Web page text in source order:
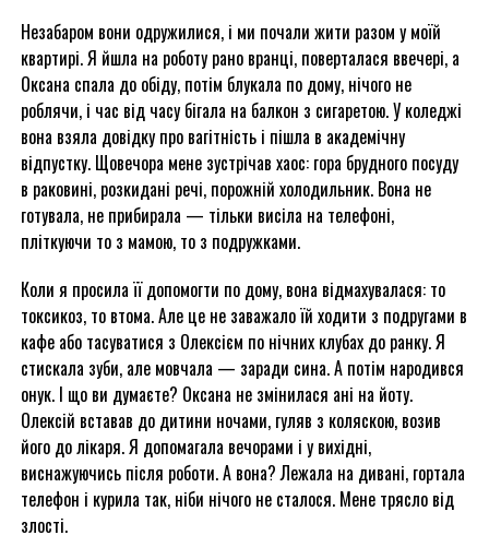
Незабаром вони одружилися, і ми почали жити разом у моїй
квартирі. Я йшла на роботу рано вранці, поверталася ввечері, а
Оксана спала до обіду, потім блукала по дому, нічого не
роблячи, і час від часу бігала на балкон з сигаретою. У коледжі
вона взяла довідку про вагітність і пішла в академічну
відпустку. Щовечора мене зустрічав хаос: гора брудного посуду
в раковині, розкидані речі, порожній холодильник. Вона не
готувала, не прибирала — тільки висіла на телефоні,
пліткуючи то з мамою, то з подружками.
Коли я просила її допомогти по дому, вона відмахувалася: то
токсикоз, то втома. Але це не заважало їй ходити з подругами в
кафе або тасуватися з Олексієм по нічних клубах до ранку. Я
стискала зуби, але мовчала — заради сина. А потім народився
онук. І що ви думаєте? Оксана не змінилася ані на йоту.
Олексій вставав до дитини ночами, гуляв з коляскою, возив
його до лікаря. Я допомагала вечорами і у вихідні,
виснажуючись після роботи. А вона? Лежала на дивані, гортала
телефон і курила так, ніби нічого не сталося. Мене трясло від
злості.